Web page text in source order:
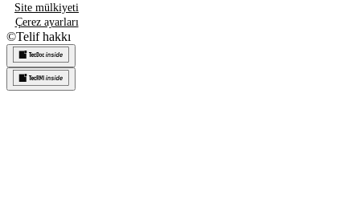
Site mülkiyeti
Çerez ayarları
©Telif hakkı